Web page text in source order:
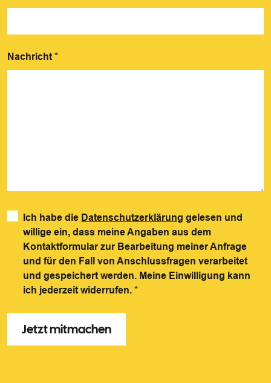
Nachricht *
Ich habe die Datenschutzerklärung gelesen und
willige ein, dass meine Angaben aus dem
Kontaktformular zur Bearbeitung meiner Anfrage
und für den Fall von Anschlussfragen verarbeitet
und gespeichert werden. Meine Einwilligung kann
ich jederzeit widerrufen.*